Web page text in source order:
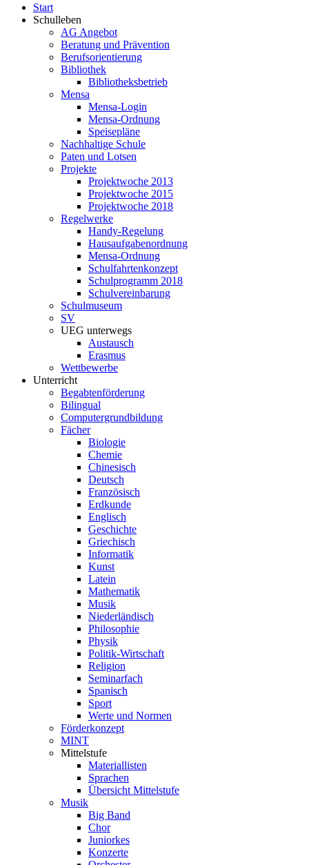
Start
Schulleben
AG Angebot
Beratung und Prävention
Berufsorientierung
Bibliothek
Bibliotheksbetrieb
Mensa
Mensa-Login
Mensa-Ordnung
Speisepläne
Nachhaltige Schule
Paten und Lotsen
Projekte
Projektwoche 2013
Projektwoche 2015
Projektwoche 2018
Regelwerke
Handy-Regelung
Hausaufgabenordnung
Mensa-Ordnung
Schulfahrtenkonzept
Schulprogramm 2018
Schulvereinbarung
Schulmuseum
SV
UEG unterwegs
Austausch
Erasmus
Wettbewerbe
Unterricht
Begabtenförderung
Bilingual
Computergrundbildung
Fächer
Biologie
Chemie
Chinesisch
Deutsch
Französisch
Erdkunde
Englisch
Geschichte
Griechisch
Informatik
Kunst
Latein
Mathematik
Musik
Niederländisch
Philosophie
Physik
Politik-Wirtschaft
Religion
Seminarfach
Spanisch
Sport
Werte und Normen
Förderkonzept
MINT
Mittelstufe
Materiallisten
Sprachen
Übersicht Mittelstufe
Musik
Big Band
Chor
Juniorkes
Konzerte